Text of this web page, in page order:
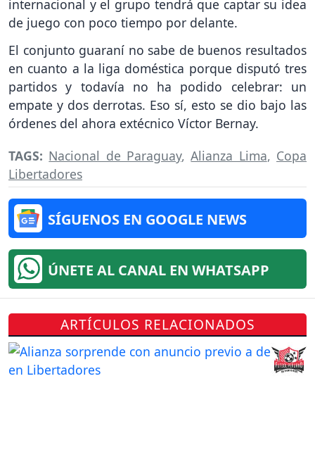
internacional y el grupo tendrá que captar su idea
de juego con poco tiempo por delante.
El conjunto guaraní no sabe de buenos resultados
en cuanto a la liga doméstica porque disputó tres
partidos y todavía no ha podido celebrar: un
empate y dos derrotas. Eso sí, esto se dio bajo las
órdenes del ahora extécnico Víctor Bernay.
TAGS: Nacional de Paraguay,Alianza Lima, Copa
Libertadores
SÍGUENOS EN GOOGLE NEWS
ÚNETE AL CANAL EN WHATSAPP
ARTÍCULOS RELACIONADOS